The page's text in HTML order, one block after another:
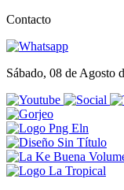
Contacto
Sábado, 08 de Agosto